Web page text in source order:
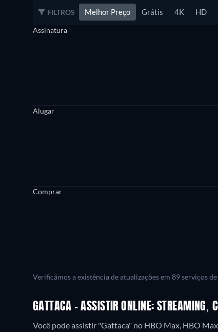
FILTROS Melhor Preço Grátis 4K HD
Assinatura
Alugar
Comprar
Verificámos a existência de atualizações em 89 serviços
GATTACA - ASSISTIR ONLINE: STREAMING,
Você pode assistir "Gattaca" no HBO Max, HBO